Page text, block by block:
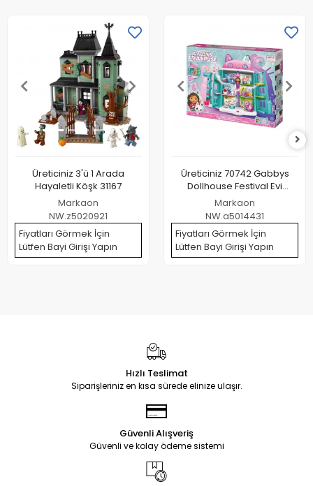
Üreticiniz 3'ü 1 Arada
Hayaletli Köşk 31167
Markaon
NW.z5020921
Fiyatları Görmek İçin
Lütfen Bayi Girişi Yapın
Üreticiniz 70742 Gabbys
Dollhouse Festival Evi
Eğlenceli Müzikli Oyun Seti
63 Cm -spinmaster
Markaon
NW.a5014431
Fiyatları Görmek İçin
Lütfen Bayi Girişi Yapın
Hızlı Teslimat
Siparişleriniz en kısa sürede elinize ulaşır.
Güvenli Alışveriş
Güvenli ve kolay ödeme sistemi